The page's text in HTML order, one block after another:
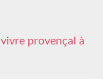
provençal à